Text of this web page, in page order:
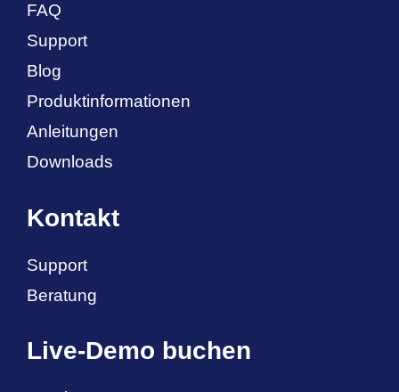
FAQ
Support
Blog
Produktinformationen
Anleitungen
Downloads
Kontakt
Support
Beratung
Live-Demo buchen